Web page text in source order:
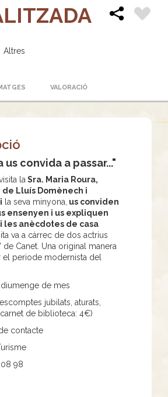
Altres
VALORACIÓ
us convida a passar..."
la Sra. Maria Roura,
Lluís Domènech i
la seva minyona, us conviden
ensenyen i us expliquen
les anècdotes de casa
va a càrrec de dos actrius
de Canet. Una original manera
el periode modernista del
de mes
jubilats, aturats,
de biblioteca: 4€)
contacte
08 98